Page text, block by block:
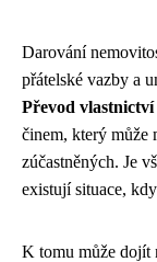
Darování
přátelské vazby a
Převod
činem, který může
zúčastněných. Je
existují situace,
K tomu může dojít